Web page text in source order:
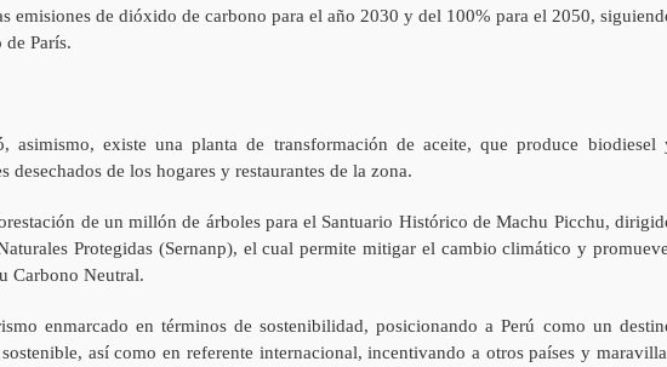
emisiones de dióxido de carbono para el año 2030 y del 100% para el 2050,
París.
asimismo, existe una planta de transformación de aceite, que produce biodiesel
desechados de los hogares y restaurantes de la zona.
de un millón de árboles para el Santuario Histórico de Machu Picchu,
Protegidas (Sernanp), el cual permite mitigar el cambio climático y
Carbono Neutral.
enmarcado en términos de sostenibilidad, posicionando a Perú como un
así como en referente internacional, incentivando a otros países y